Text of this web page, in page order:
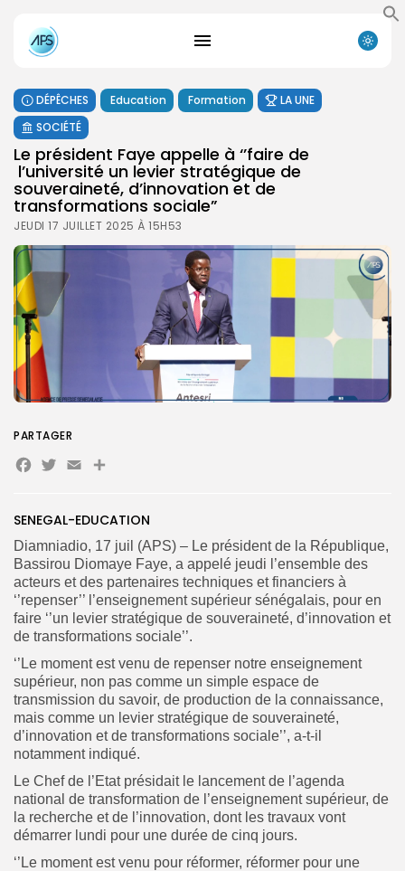
DÉPÊCHES Education Formation
LA UNE
SOCIÉTÉ
Le président Faye appelle à ‘’faire de
l’université un levier stratégique de
souveraineté, d’innovation et de
transformations sociale”
JEUDI 17 JUILLET 2025 À 15H53
SENEGAL-EDUCATION
Diamniadio, 17 juil (APS) – Le président de la République,
Bassirou Diomaye Faye, a appelé jeudi l’ensemble des
acteurs et des partenaires techniques et financiers à
‘’repenser’’ l’enseignement supérieur sénégalais, pour en
faire ‘’un levier stratégique de souveraineté, d’innovation et
de transformations sociale’’.
‘’Le moment est venu de repenser notre enseignement
supérieur, non pas comme un simple espace de
transmission du savoir, de production de la connaissance,
mais comme un levier stratégique de souveraineté,
d’innovation et de transformations sociale’’, a-t-il
notamment indiqué.
Le Chef de l’Etat présidait le lancement de l’agenda
national de transformation de l’enseignement supérieur, de
la recherche et de l’innovation, dont les travaux vont
démarrer lundi pour une durée de cinq jours.
‘’Le moment est venu pour réformer, réformer pour une
PARTAGER
Facebook
Twitter
EmailPartager